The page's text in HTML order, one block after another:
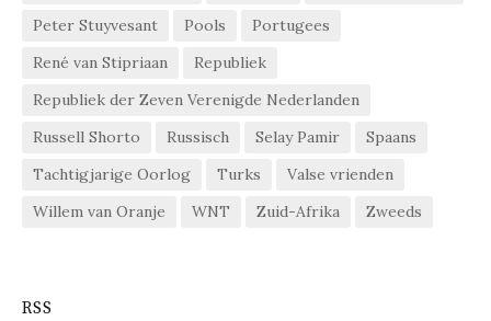
Peter Stuyvesant
Pools
Portugees
René van Stipriaan
Republiek
Republiek der Zeven Verenigde Nederlanden
Russell Shorto
Russisch Selay Pamir
Spaans
Tachtigjarige Oorlog
Turks
Valse vrienden
Willem van Oranje
WNT Zuid-Afrika Zweeds
RSS